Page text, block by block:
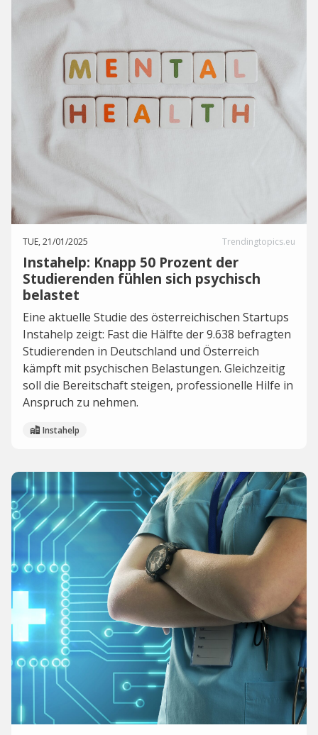
TUE, 21/01/2025 Trendingtopics.eu
Instahelp: Knapp 50 Prozent der
Studierenden fühlen sich psychisch
belastet
Eine aktuelle Studie des österreichischen Startups
Instahelp zeigt: Fast die Hälfte der 9.638 befragten
Studierenden in Deutschland und Österreich
kämpft mit psychischen Belastungen. Gleichzeitig
soll die Bereitschaft steigen, professionelle Hilfe in
Anspruch zu nehmen.
Instahelp